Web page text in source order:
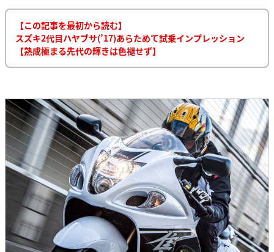
【この記事を最初から読む】
スズキ2代目ハヤブサ(’17)あらためて試乗インプレッション
【熟成極まる先代の輝きは色褪せず】